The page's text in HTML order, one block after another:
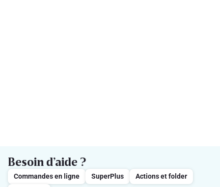
Besoin d’aide ?
Commandes en ligne SuperPlus
Actions et folder